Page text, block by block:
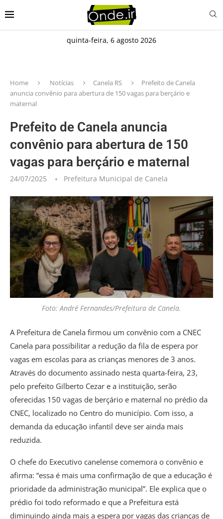
quinta-feira, 6 agosto 2026
Home Notícias Canela RS
Prefeito de Canela
anuncia convênio para abertura de 150 vagas para berçário e
maternal
Prefeito de Canela anuncia
convênio para abertura de 150
vagas para berçário e maternal
24/07/2025 Prefeitura Municipal de Canela
Foto: André Fernandes/Prefeitura de Canela.
A Prefeitura de Canela firmou um convênio com a CNEC
Canela para possibilitar a redução da fila de espera por
vagas em escolas para as crianças menores de 3 anos.
Através do documento assinado nesta quarta-feira, 23,
pelo prefeito Gilberto Cezar e a instituição, serão
oferecidas 150 vagas de berçário e maternal no prédio da
CNEC, localizado no Centro do município. Com isso, a
demanda da educação infantil deve ser ainda mais
reduzida.
O chefe do Executivo canelense comemora o convênio e
afirma: “essa é mais uma confirmação de que a educação é
prioridade da administração municipal”. Ele explica que o
prédio foi todo reformado e que a Prefeitura está
diminuindo ainda mais a espera por vagas das crianças de